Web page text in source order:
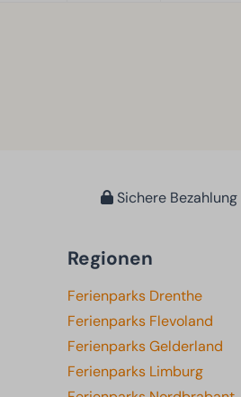
Sichere Bezahlung
Regionen
Ferienparks Drenthe
Ferienparks Flevoland
Ferienparks Gelderland
Ferienparks Limburg